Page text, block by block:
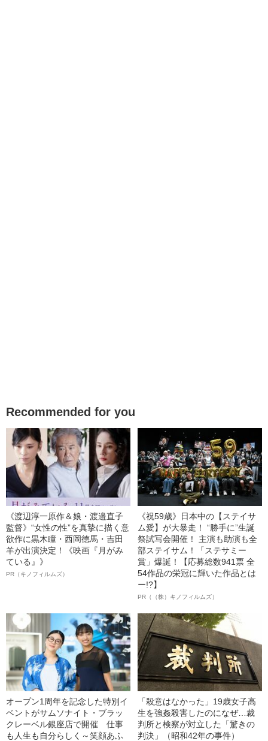
Recommended for you
《渡辺淳一原作＆娘・渡邉直子
監督》“女性の性”を真摯に描く意
欲作に黒木瞳・西岡德馬・吉田
羊が出演決定！《映画『月がみ
ている』》
PR（キノフィルムズ）
《祝59歳》日本中の【ステイサ
ム愛】が大暴走！ “勝手に”生誕
祭試写会開催！ 主演も助演も全
部ステイサム！「ステサミー
賞」爆誕！【応募総数941票 全
54作品の栄冠に輝いた作品とは
ー!?】
PR（（株）キノフィルムズ）
オープン1周年を記念した特別イ
ベントがサムソナイト・ブラッ
クレーベル銀座店で開催 仕事
も人生も自分らしく～笑顔あふ
「殺意はなかった」19歳女子高
生を強姦殺害したのになぜ…裁
判所と検察が対立した「驚きの
判決」（昭和42年の事件）